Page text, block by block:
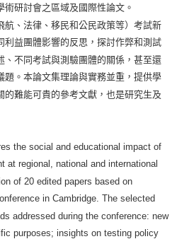
研討會之區域及國際性論文。
航、法律、移民和公民政策等）考試新
利益團體影響的反思，探討作弊和測試
、不同考試與測驗團體的關係，甚至還
題。本論文集理論與實務並重，提供學
難能可貴的參考文獻，也是研究生及
the social and educational impact of
at regional, national and international
of 20 edited papers based on
in Cambridge. The selected
addressed during the conference: new
purposes; insights on testing policy